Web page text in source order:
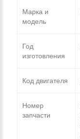
Марка и
модель
Год
изготовления
Код двигателя
Номер
запчасти